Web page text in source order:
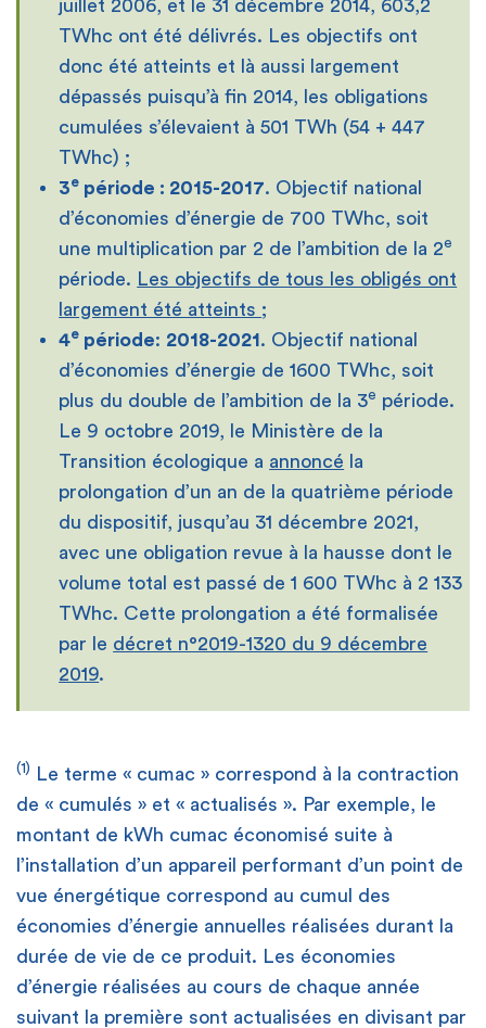
juillet 2006, et le 31 décembre 2014, 603,2
TWhc ont été délivrés. Les objectifs ont
donc été atteints et là aussi largement
dépassés puisqu’à fin 2014, les obligations
cumulées s’élevaient à 501 TWh (54 + 447
TWhc) ;
3e période : 2015-2017. Objectif national
d’économies d’énergie de 700 TWhc, soit
une multiplication par 2 de l’ambition de la 2e
période. Les objectifs de tous les obligés ont
largement été atteints ;
4e période: 2018-2021. Objectif national
d’économies d’énergie de 1600 TWhc, soit
plus du double de l’ambition de la 3e période.
Le 9 octobre 2019, le Ministère de la
Transition écologique a annoncé la
prolongation d’un an de la quatrième période
du dispositif, jusqu’au 31 décembre 2021,
avec une obligation revue à la hausse dont le
volume total est passé de 1 600 TWhc à 2 133
TWhc. Cette prolongation a été formalisée
par le décret n°2019-1320 du 9 décembre
2019.
(1)
Le terme « cumac » correspond à la contraction
de « cumulés » et « actualisés ». Par exemple, le
montant de kWh cumac économisé suite à
l’installation d’un appareil performant d’un point de
vue énergétique correspond au cumul des
économies d’énergie annuelles réalisées durant la
durée de vie de ce produit. Les économies
d’énergie réalisées au cours de chaque année
suivant la première sont actualisées en divisant par